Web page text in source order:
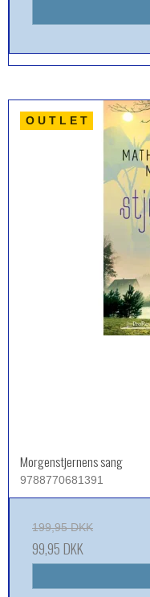
O U T L E T
Morgenstjernens sang
9788770681391
199,95 DKK
99,95 DKK